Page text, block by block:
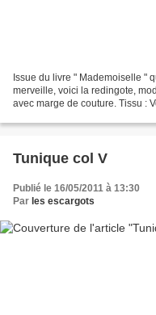
Issue du livre " Mademoiselle "
merveille, voici la redingote,
avec marge de couture. Tissu :
Tunique col V
Publié le 16/05/2011 à 13:30
Par les escargots